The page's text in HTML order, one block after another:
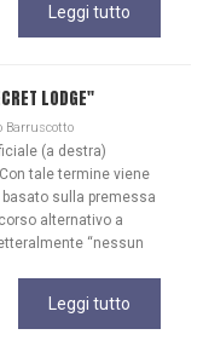
Leggi tutto
LODGE"
Barruscotto
(a destra)
tale termine viene
sulla premessa
alternativo a
“nessun
Leggi tutto